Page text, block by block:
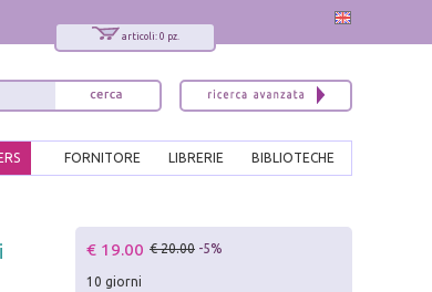
articoli: 0 pz.
BIBLIOTECHE
LIBRERIE
FORNITORE
€ 19.00 € 20.00 -5%
10 giorni
x
ai nostri libri?